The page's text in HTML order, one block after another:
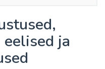
eelised ja